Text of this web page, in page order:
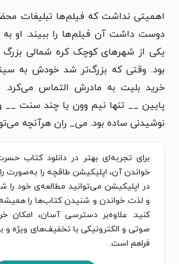
اهمیتی نداشت که فیلم‌ها تبلیغات
دوست داشت آن فیلم‌ها را ببیند. او به
یکی از شهرهای کوچک کره شمالی
بود. وقتی که بزرگ‌تر شد خودش به
خرید بلیت به مادرش التماس می‌کرد.
پایین __ تنها نیم ‌وون یا چند سنت
نوشیدنی ساده بود. می_ ران هرآنچه
برای تجربه‌ای بهتر در دانلود کتاب
خواندن آن، اپلیکیشن طاقچه را به‌صورت
در اپلیکیشن می‌توانید مطالعه‌ی خود
و لذت خواندن و شنیدن کتاب‌ها را
کنید. علاوه‌بر دسترسی آسان، امکان
صوتی و الکترونیکی با تخفیف‌های ویژه
فراهم است.